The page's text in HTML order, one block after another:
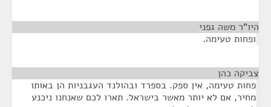
היו"ר משה גפני
ופחות טעימה.
צביקה כהן
פחות טעימה, אין ספק. בספרד ובהולנד העגבניות הן באותו
מחיר, אם לא יותר מאשר בישראל. תארו לכם שאנחנו ניכנע